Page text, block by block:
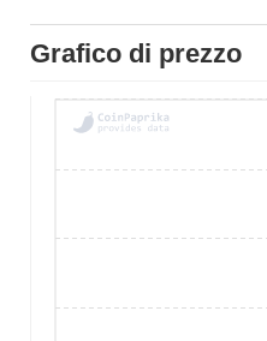
Grafico di prezzo